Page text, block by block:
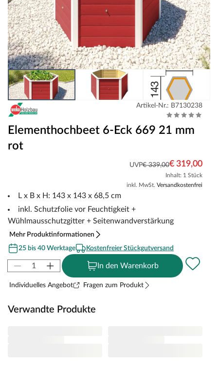
Artikel-Nr.: B7130238
Elementhochbeet 6-Eck 669 21 mm
rot
UVP€ 339,00€ 319,00
Inhalt: 1 Stück
inkl. MwSt. Versandkostenfrei
L x B x H: 143 x 143 x 68,5 cm
inkl. Schutzfolie vor Feuchtigkeit +
Wühlmausschutzgitter + Seitenwandverstärkung
Mehr Produktinformationen
25 bis 40 Werktage
Kostenfreier Stückgutversand
In den Warenkorb
Individuelles Angebot Fragen zum Produkt
Verwandte Produkte